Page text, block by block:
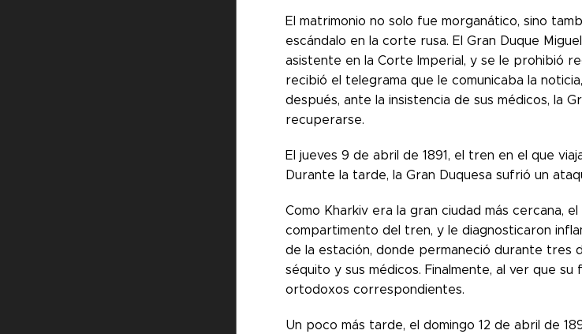
El matrimonio no solo fue morganático, sino
escándalo en la corte rusa. El Gran Duque
asistente en la Corte Imperial, y se le prohibió
recibió el telegrama que le comunicaba la
después, ante la insistencia de sus médicos, la
recuperarse.
El jueves 9 de abril de 1891, el tren en el que
Durante la tarde, la Gran Duquesa sufrió un
Como Kharkiv era la gran ciudad más cercana,
compartimento del tren, y le diagnosticaron
de la estación, donde permaneció durante tres
séquito y sus médicos. Finalmente, al ver que
ortodoxos correspondientes.
Un poco más tarde, el domingo 12 de abril de